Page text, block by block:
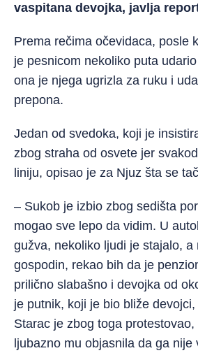
vaspitana devojka, javlja
Prema rečima očevidaca, posle
je pesnicom nekoliko puta
ona je njega ugrizla za ruku i
prepona.
Jedan od svedoka, koji je
zbog straha od osvete jer
liniju, opisao je za Njuz šta se
– Sukob je izbio zbog sedišta
mogao sve lepo da vidim. U
gužva, nekoliko ljudi je stajalo, a
gospodin, rekao bih da je
prilično slabašno i devojka od
je putnik, koji je bio bliže
Starac je zbog toga
ljubazno mu objasnila da ga nije